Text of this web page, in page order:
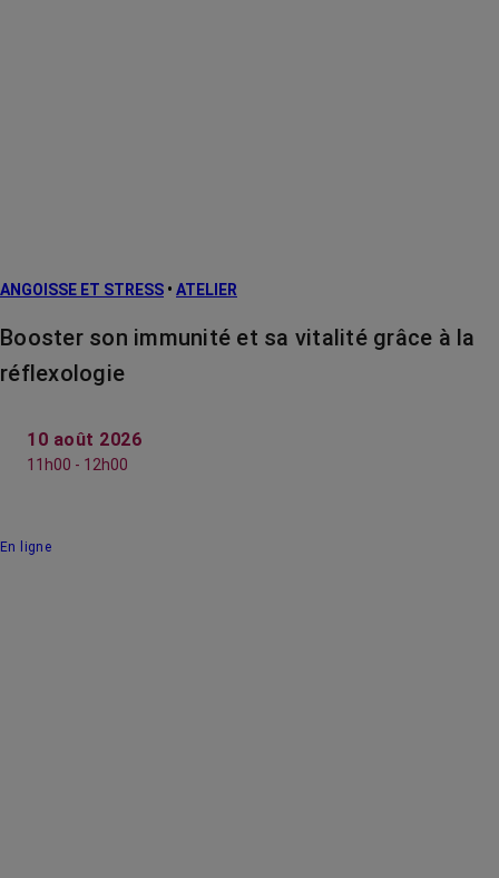
ANGOISSE ET STRESS • ATELIER
Booster son immunité et sa vitalité grâce à la
réflexologie
10 août 2026
11h00 - 12h00
En ligne